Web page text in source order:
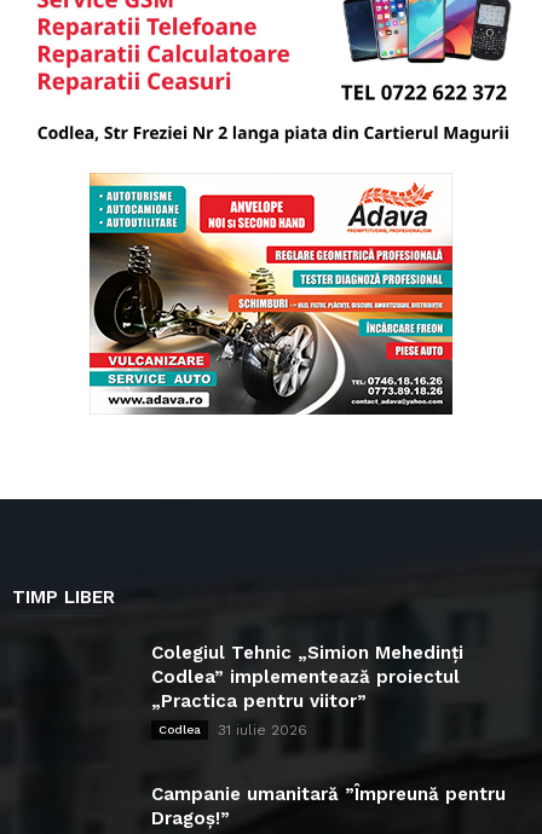
TIMP LIBER
Colegiul Tehnic „Simion Mehedinți
Codlea” implementează proiectul
„Practica pentru viitor”
Codlea 31 iulie 2026
Campanie umanitară ”Împreună pentru
Dragoș!”